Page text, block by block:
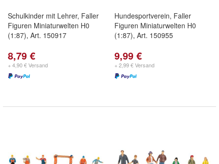
Schulkinder mit Lehrer, Faller
Figuren Miniaturwelten H0
(1:87), Art. 150917
8,79 €
+ 4,90 € Versand
Hundesportverein, Faller
Figuren Miniaturwelten H0
(1:87), Art. 150955
9,99 €
+ 2,99 € Versand